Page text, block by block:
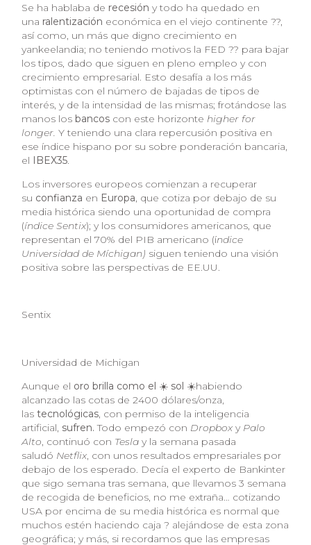
Se ha hablaba de recesión y todo ha quedado en
una ralentización económica en el viejo continente ??,
así como, un más que digno crecimiento en
yankeelandia; no teniendo motivos la FED ?? para bajar
los tipos, dado que siguen en pleno empleo y con
crecimiento empresarial. Esto desafía a los más
optimistas con el número de bajadas de tipos de
interés, y de la intensidad de las mismas; frotándose las
manos losbancos con este horizontehigher for
longer.Y teniendo una clara repercusión positiva en
ese índice hispano por su sobre ponderación bancaria,
el IBEX35.
Los inversores europeos comienzan a recuperar
su confianza en Europa, que cotiza por debajo de su
media histórica siendo una oportunidad de compra
(índice Sentix); y los consumidores americanos, que
representan el 70% del PIB americano (índice
Universidad de Míchigan) siguen teniendo una visión
positiva sobre las perspectivas de EE.UU.
Sentix
Universidad de Michigan
Aunque el oro brilla como el ☀️ sol ☀️habiendo
alcanzado las cotas de 2400 dólares/onza,
lastecnológicas, con permiso de la inteligencia
artificial, sufren. Todo empezó con Dropbox y Palo
Alto, continuó con Tesla y la semana pasada
saludó Netflix, con unos resultados empresariales por
debajo de los esperado. Decía el experto de Bankinter
que sigo semana tras semana, que llevamos 3 semana
de recogida de beneficios, no me extraña… cotizando
USA por encima de su media histórica es normal que
muchos estén haciendo caja ? alejándose de esta zona
geográfica; y más, si recordamos que las empresas